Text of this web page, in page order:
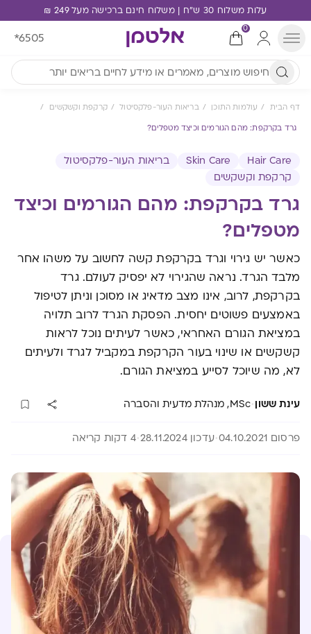
עלות משלוח 30 ש"ח | משלוח חינם ברכישה מעל 249 ₪
0
*6505
דף הבית עולמות התוכן בריאות העור-פלקסיטול קרקפת וקשקשים
גרד בקרקפת: מהם הגורמים וכיצד מטפלים?
Hair Care
Skin Care
בריאות העור-פלקסיטול
קרקפת וקשקשים
גרד בקרקפת: מהם הגורמים וכיצד
מטפלים?
כאשר יש גירוי וגרד בקרקפת קשה לחשוב על משהו אחר
מלבד הגרד. נראה שהגירוי לא יפסיק לעולם. גרד
בקרקפת, לרוב, אינו מצב מדאיג או מסוכן וניתן לטיפול
באמצעים פשוטים יחסית. הפסקת הגרד לרוב תלויה
במציאת הגורם האחראי, כאשר לעיתים נוכל לראות
קשקשים או שינוי בעור הקרקפת במקביל לגרד ולעיתים
לא, מה שיוכל לסייע במציאת הגורם.
עינת ששון·MSc, מנהלת מדעית והסברה
פרסום 04.10.2021 עדכון 28.11.2024 4 דקות קריאה